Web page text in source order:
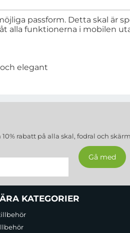
passform. Detta skal är
alla funktionerna i mobilen
elegant
rabatt på alla skal, fodral och
KATEGORIER